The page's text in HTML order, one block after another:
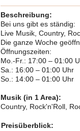
Beschreibung:
Bei uns gibt es ständig:
Live Musik, Country,
Die ganze Woche
Öffnungszeiten:
Mo.-Fr.: 17:00 – 01:00
Sa.: 16:00 – 01:00 Uhr
So.: 14:00 – 01:00 Uhr
Musik (in 1 Area):
Country, Rock'n'Roll,
Preisüberblick: